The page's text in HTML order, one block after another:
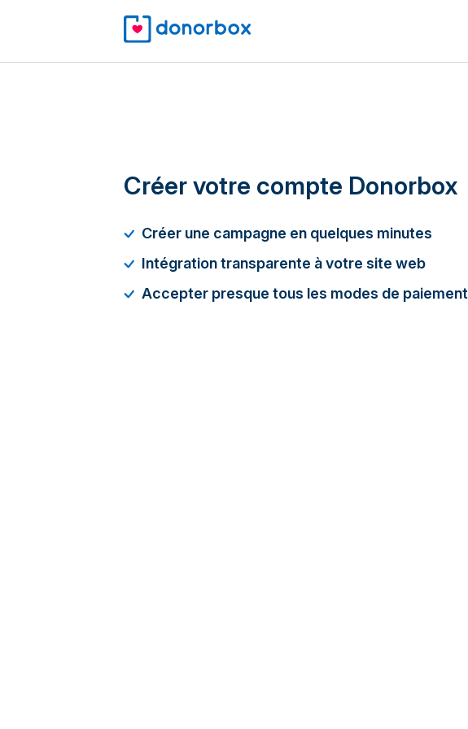
Créer votre compte Donorbox
Créer une campagne en quelques minutes
Intégration transparente à votre site web
Accepter presque tous les modes de paiement